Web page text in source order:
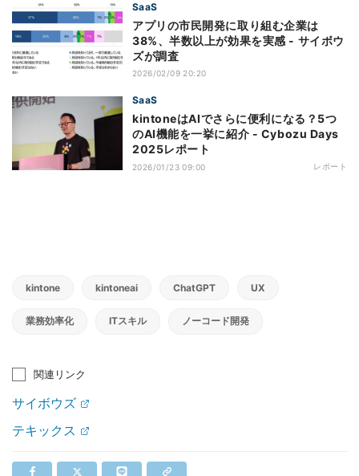
SaaS
アプリの市民開発に取り組む企業は
38%、半数以上が効果を実感 - サイボウ
ズが調査
2026/02/09 20:20
SaaS
kintoneはAIでさらに便利になる？5つ
のAI機能を一挙に紹介 - Cybozu Days
2025レポート
2026/01/23 09:00 レポート
kintone kintoneai ChatGPT UX
業務効率化 ITスキル ノーコード開発
関連リンク
サイボウズ
テキックス